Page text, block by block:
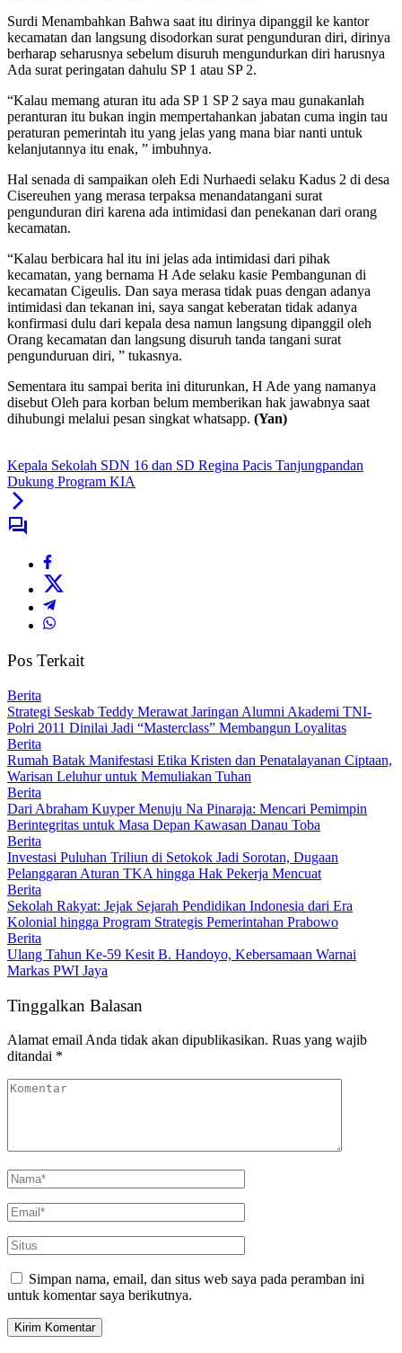
Surdi Menambahkan Bahwa saat itu dirinya dipanggil ke kantor
kecamatan dan langsung disodorkan surat pengunduran diri, dirinya
berharap seharusnya sebelum disuruh mengundurkan diri harusnya
Ada surat peringatan dahulu SP 1 atau SP 2.
“Kalau memang aturan itu ada SP 1 SP 2 saya mau gunakanlah
peranturan itu bukan ingin mempertahankan jabatan cuma ingin tau
peraturan pemerintah itu yang jelas yang mana biar nanti untuk
kelanjutannya itu enak, ” imbuhnya.
Hal senada di sampaikan oleh Edi Nurhaedi selaku Kadus 2 di desa
Cisereuhen yang merasa terpaksa menandatangani surat
pengunduran diri karena ada intimidasi dan penekanan dari orang
kecamatan.
“Kalau berbicara hal itu ini jelas ada intimidasi dari pihak
kecamatan, yang bernama H Ade selaku kasie Pembangunan di
kecamatan Cigeulis. Dan saya merasa tidak puas dengan adanya
intimidasi dan tekanan ini, saya sangat keberatan tidak adanya
konfirmasi dulu dari kepala desa namun langsung dipanggil oleh
Orang kecamatan dan langsung disuruh tanda tangani surat
pengunduruan diri, ” tukasnya.
Sementara itu sampai berita ini diturunkan, H Ade yang namanya
disebut Oleh para korban belum memberikan hak jawabnya saat
dihubungi melalui pesan singkat whatsapp. (Yan)
Kepala Sekolah SDN 16 dan SD Regina Pacis Tanjungpandan
Dukung Program KIA
Pos Terkait
Berita
Strategi Seskab Teddy Merawat Jaringan Alumni Akademi TNI-
Polri 2011 Dinilai Jadi “Masterclass” Membangun Loyalitas
Berita
Rumah Batak Manifestasi Etika Kristen dan Penatalayanan Ciptaan,
Warisan Leluhur untuk Memuliakan Tuhan
Berita
Dari Abraham Kuyper Menuju Na Pinaraja: Mencari Pemimpin
Berintegritas untuk Masa Depan Kawasan Danau Toba
Berita
Investasi Puluhan Triliun di Setokok Jadi Sorotan, Dugaan
Pelanggaran Aturan TKA hingga Hak Pekerja Mencuat
Berita
Sekolah Rakyat: Jejak Sejarah Pendidikan Indonesia dari Era
Kolonial hingga Program Strategis Pemerintahan Prabowo
Berita
Ulang Tahun Ke-59 Kesit B. Handoyo, Kebersamaan Warnai
Markas PWI Jaya
Tinggalkan Balasan
Alamat email Anda tidak akan dipublikasikan. Ruas yang wajib
ditandai *
Simpan nama, email, dan situs web saya pada peramban ini
untuk komentar saya berikutnya.